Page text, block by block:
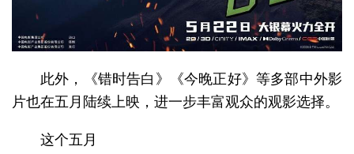
此外，《错时告白》《今晚正好》等多部中外影
片也在五月陆续上映，进一步丰富观众的观影选择。
这个五月